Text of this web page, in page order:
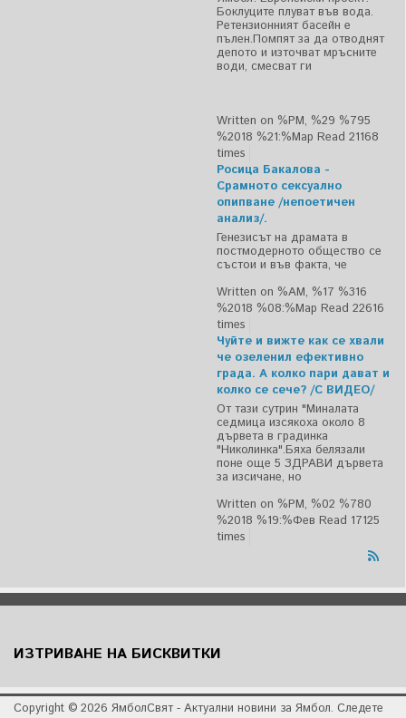
Боклуците плуват във вода.
Ретензионният басейн е
пълен.Помпят за да отводнят
депото и източват мръсните
води, смесват ги
Written on %PM, %29 %795
%2018 %21:%Мар Read 21168
times
Росица Бакалова -
Срамното сексуално
опипване /непоетичен
анализ/.
Генезисът на драмата в
постмодерното общество се
състои и във факта, че
Written on %AM, %17 %316
%2018 %08:%Мар Read 22616
times
Чуйте и вижте как се хвали
че озеленил ефективно
града. А колко пари дават и
колко се сече? /С ВИДЕО/
От тази сутрин "Миналата
седмица изсякоха около 8
дървета в градинка
"Николинка".Бяха белязали
поне още 5 ЗДРАВИ дървета
за изсичане, но
Written on %PM, %02 %780
%2018 %19:%Фев Read 17125
times
ИЗТРИВАНЕ НА БИСКВИТКИ
Copyright © 2026 ЯмболСвят - Актуални новини за Ямбол. Следете